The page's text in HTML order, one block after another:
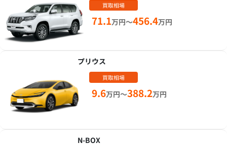
買取相場
71.1万円～456.4万円
プリウス
買取相場
9.6万円～388.2万円
N-BOX